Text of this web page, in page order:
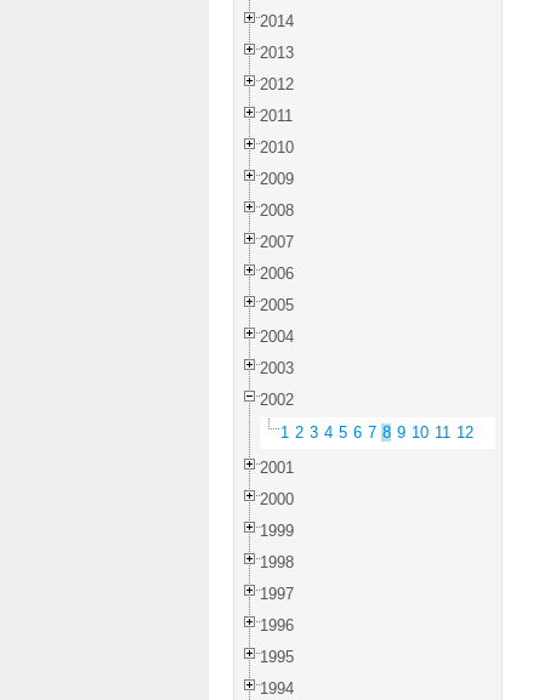
2014
2013
2012
2011
2010
2009
2008
2007
2006
2005
2004
2003
2002
1 2 3 4 5 6 7 8 9 10 11 12
2001
2000
1999
1998
1997
1996
1995
1994